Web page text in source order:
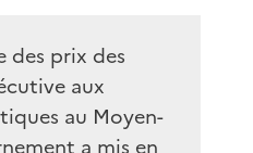
des prix des
aux
au Moyen-
a mis en